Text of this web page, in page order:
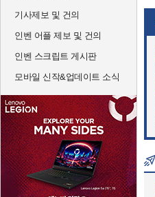
기사제보 및 건의
인벤 어플 제보 및 건의
인벤 스크립트 게시판
모바일 신작&업데이트 소식